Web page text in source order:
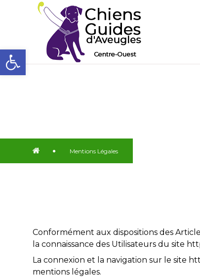
Ouvrir la barre d’outils
Mentions Légales
Conformément aux dispositions des
la connaissance des Utilisateurs du site
La connexion et la navigation sur le site
mentions légales.